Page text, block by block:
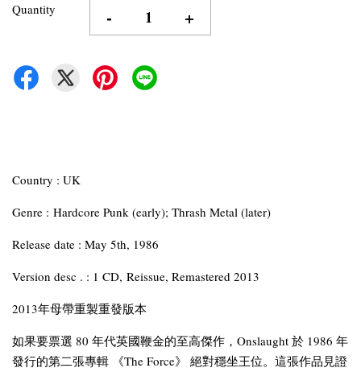
Quantity - +
Country : UK
Genre : Hardcore Punk (early); Thrash Metal (later)
Release date : May 5th, 1986
Version desc . : 1 CD, Reissue, Remastered 2013
2013年母帶重製重發版本
如果要票選 80 年代英國鞭金的至高傑作，Onslaught 於 1986 年
發行的第二張專輯 《The Force》 絕對穩坐王位。這張作品見證